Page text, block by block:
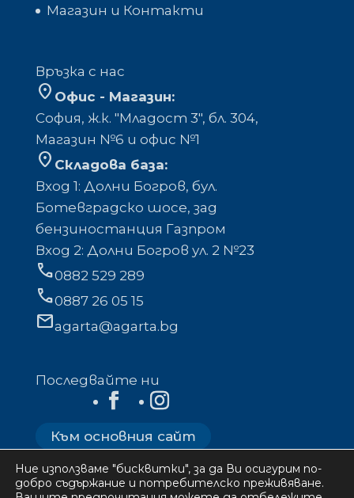
Магазин и Контакти
Връзка с нас
location_on Офис - Магазин:
София, ж.к. "Младост 3", бл. 304,
Mагазин №6 и офис №1
location_on Складова база:
Вход 1: Долни Богров, бул.
Ботевградско шосе, зад
бензиностанция Газпром
Вход 2: Долни Богров ул. 2 №23
phone0882 529 289
phone0887 26 05 15
mailagarta@agarta.bg
Последвайте ни
Към основния сайт
Ние използваме "бисквитки", за да Ви осигурим по-
добро съдържание и потребителско преживяване.